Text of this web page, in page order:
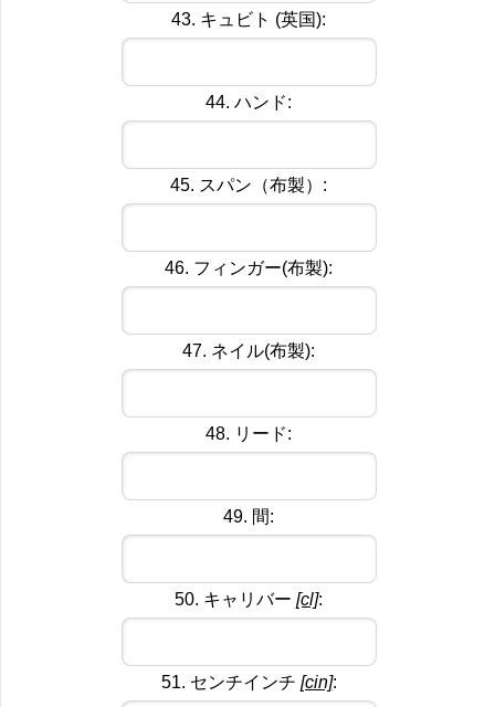
43. キュビト (英国):
44. ハンド:
45. スパン（布製）:
46. フィンガー(布製):
47. ネイル(布製):
48. リード:
49. 間:
50. キャリバー [cl]:
51. センチインチ [cin]: